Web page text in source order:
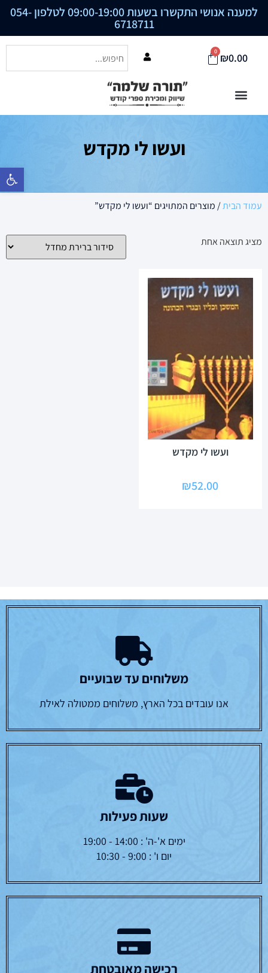
פתח סרגל
למענה אנושי התקשרו בשעות 09:00-19:00 לטלפון 054-
6718711
₪0.00
0
ועשו לי מקדש
עמוד הבית/ מוצרים המתויגים “ועשו לי מקדש”
מציג תוצאה אחת
ועשו לי מקדש
₪52.00
משלוחים עד שבועיים
אנו עובדים בכל הארץ, משלוחים ממטולה לאילת
שעות פעילות
ימים א'-ה' : 14:00 - 19:00
יום ו' : 9:00 - 10:30
רכישה מאובטחת